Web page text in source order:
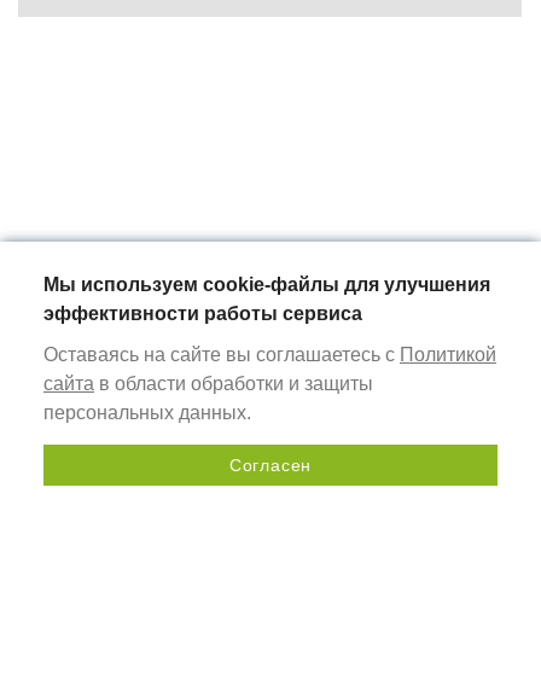
Send a request
Мы используем cookie-файлы для улучшения
эффективности работы сервиса
Оставаясь на сайте вы соглашаетесь с Политикой
сайта в области обработки и защиты
персональных данных.
Согласен